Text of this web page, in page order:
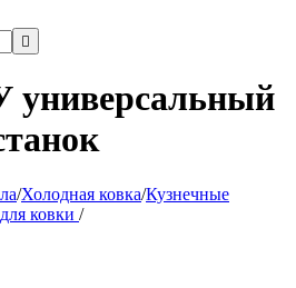

/Холодная ковка/Кузнечные
ковки /